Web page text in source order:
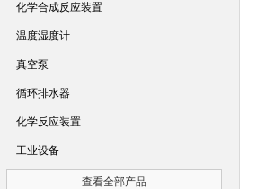
化学合成反应装置
温度湿度计
真空泵
循环排水器
化学反应装置
工业设备
查看全部产品